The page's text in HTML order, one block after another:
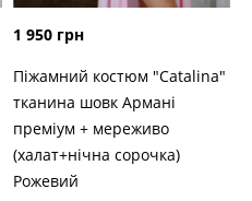
1 950 грн
Піжамний костюм "Catalina"
тканина шовк Армані
преміум + мереживо
(халат+нічна сорочка)
Рожевий